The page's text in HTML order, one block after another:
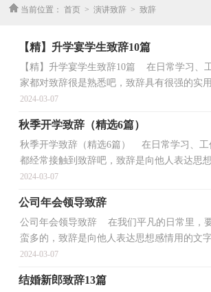
优秀作文
当前位置： 首页 > 演讲致辞 > 致辞
【精】升学宴学生致辞10篇
【精】升学宴学生致辞10篇 在日常学习、
家都对致辞很是熟悉吧，致辞具有很强的实
什么样的致辞才是优秀的致辞吗？以下是小编
2024-03-07
秋季开学致辞（精选6篇）
秋季开学致辞（精选6篇） 在日常学习、工
都经常接触到致辞吧，致辞是向他人表达思
言。还在苦苦寻找优秀的致辞吗？以下是小
2024-03-07
公司年会领导致辞
公司年会领导致辞 在我们平凡的日常里，
蛮多的，致辞是向他人表达思想感情用的文
致辞才具有启发意义呢？下面是小编整理的公
2024-03-07
结婚新郎致辞13篇